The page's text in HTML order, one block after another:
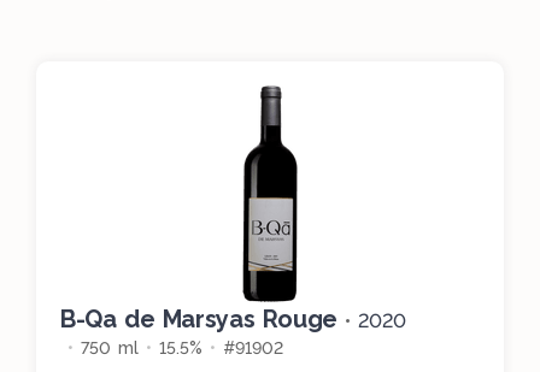
B-Qa de Marsyas Rouge • 2020
750 ml 15.5% #91902